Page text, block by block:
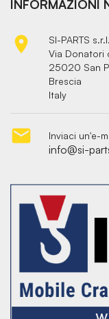
INFORMAZIONI

SI-PARTS s.r.l.
Via Donatori
25020 San
Brescia
Italy
 Inviaci un'e-
info@si-